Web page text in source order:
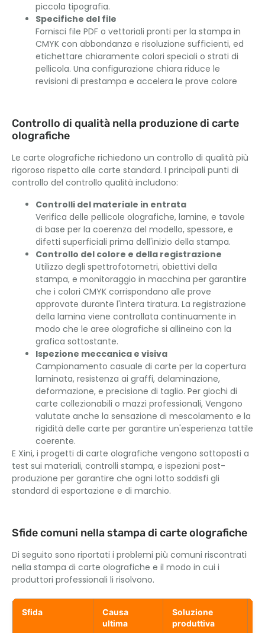
piccola tipografia.
Specifiche del file
Fornisci file PDF o vettoriali pronti per la stampa in
CMYK con abbondanza e risoluzione sufficienti, ed
etichettare chiaramente colori speciali o strati di
pellicola. Una configurazione chiara riduce le
revisioni di prestampa e accelera le prove colore
Controllo di qualità nella produzione di carte
olografiche
Le carte olografiche richiedono un controllo di qualità più
rigoroso rispetto alle carte standard. I principali punti di
controllo del controllo qualità includono:
Controlli del materiale in entrata
Verifica delle pellicole olografiche, lamine, e tavole
di base per la coerenza del modello, spessore, e
difetti superficiali prima dell'inizio della stampa.
Controllo del colore e della registrazione
Utilizzo degli spettrofotometri, obiettivi della
stampa, e monitoraggio in macchina per garantire
che i colori CMYK corrispondano alle prove
approvate durante l'intera tiratura. La registrazione
della lamina viene controllata continuamente in
modo che le aree olografiche si allineino con la
grafica sottostante.
Ispezione meccanica e visiva
Campionamento casuale di carte per la copertura
laminata, resistenza ai graffi, delaminazione,
deformazione, e precisione di taglio. Per giochi di
carte collezionabili o mazzi professionali, Vengono
valutate anche la sensazione di mescolamento e la
rigidità delle carte per garantire un'esperienza tattile
coerente.
E Xini, i progetti di carte olografiche vengono sottoposti a
test sui materiali, controlli stampa, e ispezioni post-
produzione per garantire che ogni lotto soddisfi gli
standard di esportazione e di marchio.
Sfide comuni nella stampa di carte olografiche
Di seguito sono riportati i problemi più comuni riscontrati
nella stampa di carte olografiche e il modo in cui i
produttori professionali li risolvono.
Sfida
Causa
ultima
Soluzione
produttiva